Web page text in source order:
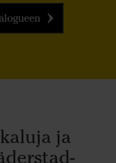
ja